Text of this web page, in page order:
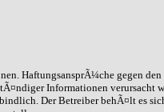
gegen den
Informationen verursacht
Der Betreiber behÃ¤lt es